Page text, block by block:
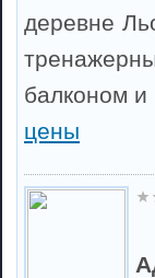
деревне
балконом
цены